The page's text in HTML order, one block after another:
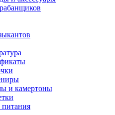
и камертоны
питания